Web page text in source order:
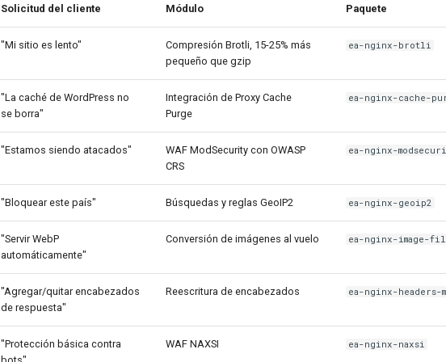
Solicitud del cliente Módulo Paquete
"Mi sitio es lento"
Compresión Brotli, 15-25% más
pequeño que gzip
ea-nginx-brotli
"La caché de WordPress no
se borra"
Integración de Proxy Cache
Purge
ea-nginx-cache-
"Estamos siendo atacados"
WAF ModSecurity con OWASP
CRS
ea-nginx-
"Bloquear este país" Búsquedas y reglas GeoIP2 ea-nginx-geoip2
"Servir WebP
automáticamente"
Conversión de imágenes al vuelo ea-nginx-image-
"Agregar/quitar encabezados
de respuesta"
Reescritura de encabezados ea-nginx-headers-
"Protección básica contra
WAF NAXSI ea-nginx-naxsi